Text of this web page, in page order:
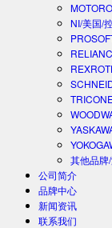
NI/美国/
其他品牌
公司简介
品牌中心
新闻资讯
联系我们